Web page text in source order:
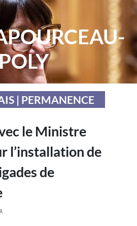
POLY
| PERMANENCE
le Ministre
l’installation de
de